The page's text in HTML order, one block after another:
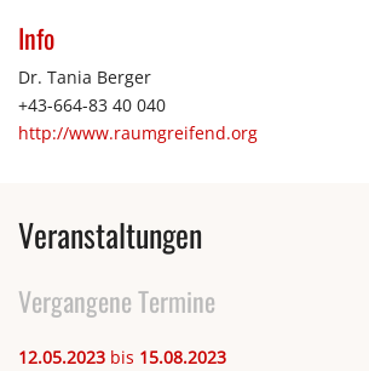
Info
Dr. Tania Berger
+43-664-83 40 040
http://www.raumgreifend.org
Veranstaltungen
Vergangene Termine
12.05.2023 bis 15.08.2023